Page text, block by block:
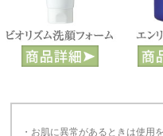
・お肌に異常があるときは使用